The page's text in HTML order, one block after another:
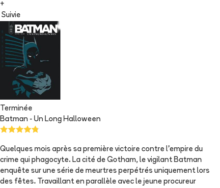
+
Suivie
Terminée
Batman - Un Long Halloween
Quelques mois après sa première victoire contre l'empire du
crime qui phagocyte. La cité de Gotham, le vigilant Batman
enquête sur une série de meurtres perpétrés uniquement lors
des fêtes. Travaillant en parallèle avec le jeune procureur